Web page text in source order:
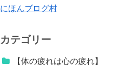
にほんブログ村
カテゴリー
【体の疲れは心の疲れ】